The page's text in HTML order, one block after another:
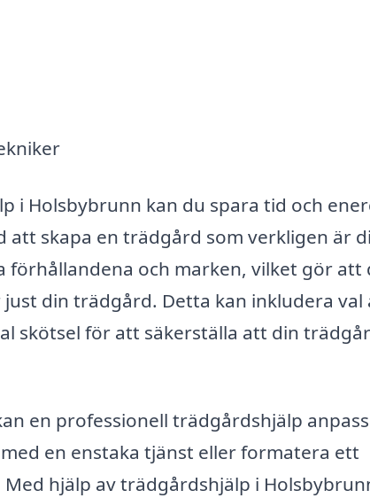
i Holsbybrunn kan du spara tid och
skapa en trädgård som verkligen är
förhållandena och marken, vilket gör att
din trädgård. Detta kan inkludera val
skötsel för att säkerställa att din
en professionell trädgårdshjälp
en enstaka tjänst eller formatera ett
hjälp av trädgårdshjälp i